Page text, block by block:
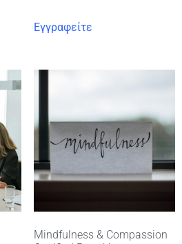
Εγγραφείτε
Mindfulness & Compassion